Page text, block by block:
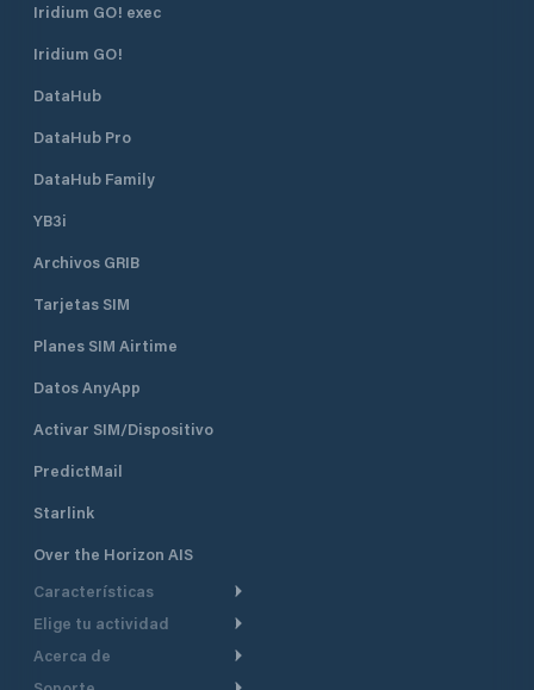
Iridium GO! exec
Iridium GO!
DataHub
DataHub Pro
DataHub Family
YB3i
Archivos GRIB
Tarjetas SIM
Planes SIM Airtime
Datos AnyApp
Activar SIM/Dispositivo
PredictMail
Starlink
Over the Horizon AIS
Características
Ruta Meteorológica
Elige tu actividad
Crucero
Acerca de